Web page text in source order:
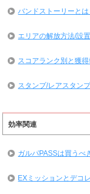
バンドストーリーと
エリアの解放方法/設
スコアランク別と獲
スタンプ/レアスタン
効率関連
ガルパPASSは買うべ
EXミッションとデコ